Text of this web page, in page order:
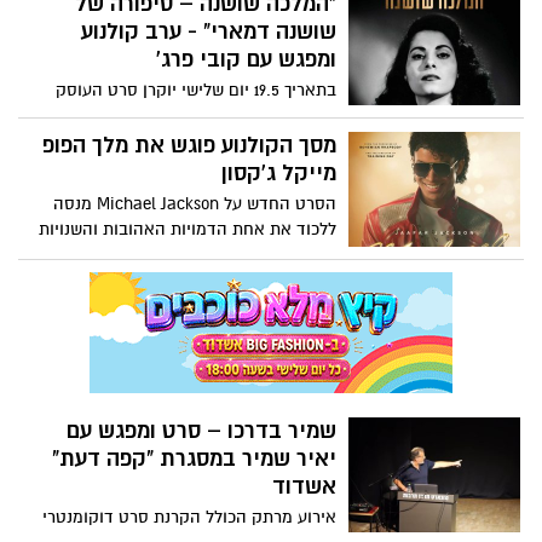
לצד אות נשות המופת לאירית אסרף, גילה
קליין וארלט לוי. האירוע, שהתקיים באווירה
חגיגית ומרגשת, הוקיר את פועלם ותרומתם
יוצאת הדופן של הזוכים לקהילה.
שושנה דמארי" - ערב קולנוע
ומפגש עם קובי פרג'
בתאריך 19.5 יום שלישי יוקרן סרט העוסק
בסיפורה של הזמרת שושנה דמארי
במונארט-מרכז תרבות , הדיווה הישראלית
הראשונה שהייתה לאגדה עוד בחייה וייערך
מסך הקולנוע פוגש את מלך הפופ
מייקל ג'קסון
הסרט החדש על Michael Jackson מנסה
ללכוד את אחת הדמויות האהובות והשנויות
במחלוקת של המאה ה-20 והתוצאה היא
חוויה קולנועית סוחפת, אך לא חפה
מחסרונות.
שמיר בדרכו – סרט ומפגש עם
יאיר שמיר במסגרת "קפה דעת"
אשדוד
אירוע מרתק הכולל הקרנת סרט דוקומנטרי